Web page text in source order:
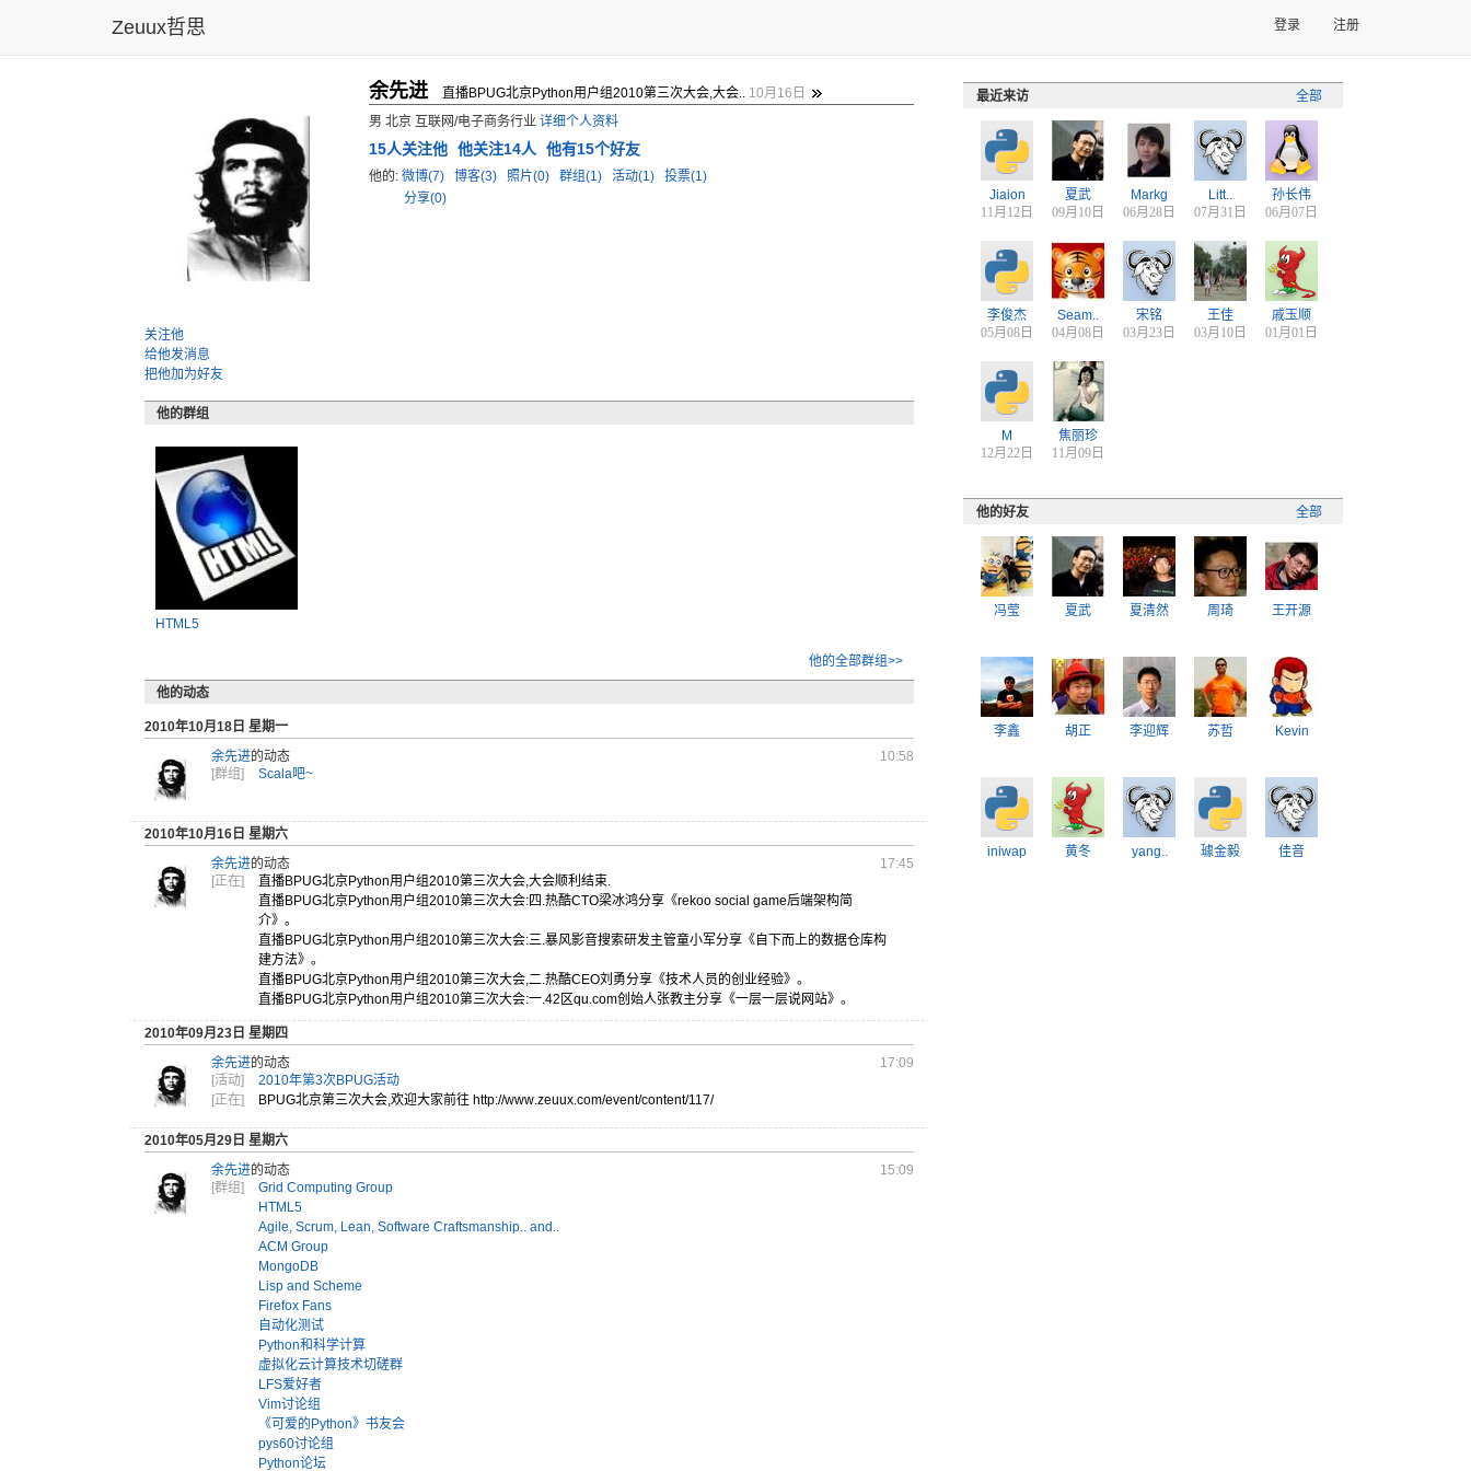
Zeuux哲思 登录 注册
关注他
给他发消息
把他加为好友
余先进 直播BPUG北京Python用户组2010第三次大会,大会.. 10月16日
男 北京 互联网/电子商务行业 详细个人资料
15人关注他 他关注14人 他有15个好友
他的: 微博(7) 博客(3) 照片(0) 群组(1) 活动(1)
投票(1)
分享(0)
他的群组
HTML5
他的全部群组>>
他的动态
2010年10月18日 星期一
余先进的动态
10:58
[群组]
Scala吧~
2010年10月16日 星期六
余先进的动态
17:45
[正在]
直播BPUG北京Python用 户组2010第三次大会,大会顺利结束.
直播BPUG北京Python用 户组2010第三次大会:四.热酷CTO梁冰鸿分享《rekoo social game后端架构简
介》。
直播BPUG北京Python用 户组2010第三次大会:三.暴风影音搜索研发主管童小军分享《自下而上的数据仓库构
建方法》。
直播BPUG北京Python用 户组2010第三次大会,二.热酷CEO刘 勇分享《技术人员的创业经验》。
直播BPUG北京Python用 户组2010第三次大会:一.42区qu.com创始人张教主分享《一层一层说网站》。
2010年09月23日 星期四
余先进的动态
17:09
[活动]
2010年第3次BPUG活动
[正在]
BPUG北京第三次大会,欢迎大家前往 http://www.zeuux.com/event/content/117/
2010年05月29日 星期六
余先进的动态
15:09
[群组]
Grid Computing Group
HTML5
Agile, Scrum, Lean, Software Craftsmanship.. and..
ACM Group
MongoDB
Lisp and Scheme
Firefox Fans
自动化测试
Python和科学计算
虚拟化云计算技术切磋群
LFS爱好者
Vim讨论组
《可爱的Python》书友会
pys60讨论组
Python论坛
全部
最近来访
Jiaion
11月12日
夏武
09月10日
Markg
06月28日
Litt..
07月31日
孙长伟
06月07日
李俊杰
05月08日
Seam..
04月08日
宋铭
03月23日
王佳
03月10日
戚玉顺
01月01日
M
12月22日
焦丽珍
11月09日
全部
他的好友
冯莹 夏武 夏清然 周琦 王开源
李鑫 胡正 李迎辉 苏哲 Kevin
iniwap 黄冬 yang.. 璩金毅 佳音